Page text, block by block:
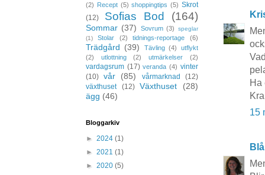
Ha
15
(2) Recept (5) shoppingtips (5) Skrot
(12)
Sofias Bod (164)
Sommar (37) Sovrum (3)
speglar
(1)
Stolar (2) tidnings-reportage (6)
Trädgård (39) Tävling (4)
utflykt
(2)
utlottning (2) utmärkelser (2)
vardagsrum (17) veranda (4) vinter
(10) vår (85) vårmarknad
(12)
växthuset
(12) Växthuset
(28)
ägg (46)
Bloggarkiv
► 2024 (1)
► 2021 (1)
► 2020 (5)